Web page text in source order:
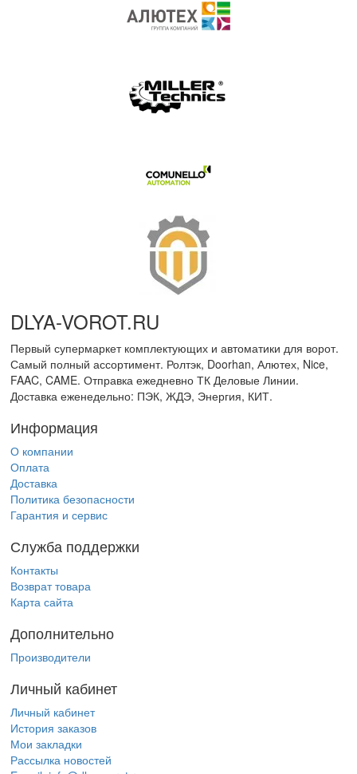
DLYA-VOROT.RU
Первый супермаркет комплектующих и автоматики для ворот.
Самый полный ассортимент. Ролтэк, Doorhan, Алютех, Nice,
FAAC, CAME. Отправка ежедневно ТК Деловые Линии.
Доставка еженедельно: ПЭК, ЖДЭ, Энергия, КИТ.
Информация
О компании
Оплата
Доставка
Политика безопасности
Гарантия и сервис
Служба поддержки
Контакты
Возврат товара
Карта сайта
Дополнительно
Производители
Личный кабинет
Личный кабинет
История заказов
Мои закладки
Рассылка новостей